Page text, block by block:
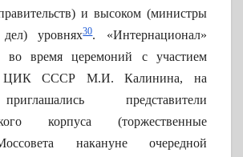
и высоком (министры
уровнях30. «Интернационал»
во время церемоний с участием
ЦИК СССР М.И. Калинина, на
представители
корпуса (торжественные
накануне очередной